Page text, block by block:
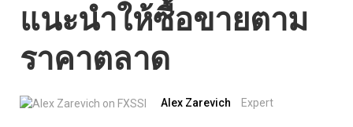
แนะนำให้ซื้อขายตาม
ราคาตลาด
Alex Zarevich Expert